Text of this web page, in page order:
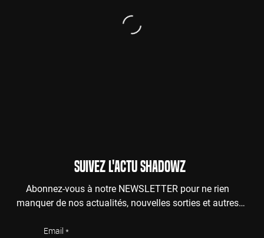
SUIVEZ L'ACTU SHADOWZ
Abonnez-vous à notre NEWSLETTER pour ne rien
manquer de nos actualités, nouvelles sorties et autres
Email